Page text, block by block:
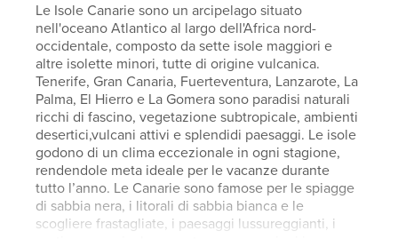
Le Isole Canarie sono un arcipelago situato
nell'oceano Atlantico al largo dell'Africa nord-
occidentale, composto da sette isole maggiori e
altre isolette minori, tutte di origine vulcanica.
Tenerife, Gran Canaria, Fuerteventura, Lanzarote, La
Palma, El Hierro e La Gomera sono paradisi naturali
ricchi di fascino, vegetazione subtropicale, ambienti
desertici,vulcani attivi e splendidi paesaggi. Le isole
godono di un clima eccezionale in ogni stagione,
rendendole meta ideale per le vacanze durante
tutto l’anno. Le Canarie sono famose per le spiagge
di sabbia nera, i litorali di sabbia bianca e le
scogliere frastagliate, i paesaggi lussureggianti, i